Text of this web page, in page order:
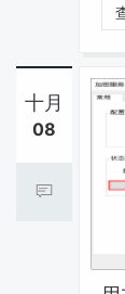
材
十月
08